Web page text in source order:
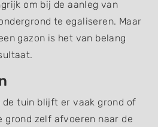
om bij de aanleg van
te egaliseren. Maar
gazon is het van belang
de tuin blijft er vaak grond of
grond zelf afvoeren naar de